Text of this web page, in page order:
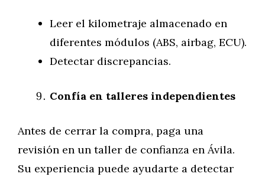
Leer el kilometraje almacenado en
diferentes módulos (ABS, airbag, ECU).
Detectar discrepancias.
Confía en talleres independientes
Antes de cerrar la compra, paga una
revisión en un taller de confianza en Ávila.
Su experiencia puede ayudarte a detectar